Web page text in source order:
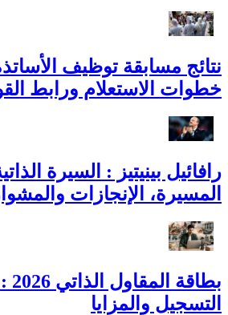
نتائج مسابقة توظيف
خطوات الاستعلام ورابط
رافائيل بينيتيز : السيرة
المسيرة، الإنجازات
التسجيل والمزايا